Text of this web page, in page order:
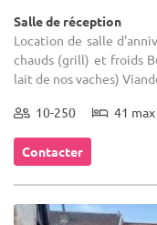
Salle de réception
Location de salle
chauds (grill) et froids
lait de nos vaches)
10-250 41 max
Contacter